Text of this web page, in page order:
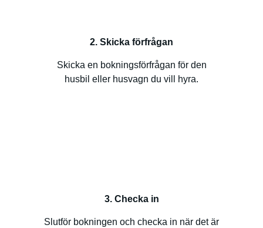
2. Skicka förfrågan
Skicka en bokningsförfrågan för den
husbil eller husvagn du vill hyra.
3. Checka in
Slutför bokningen och checka in när det är